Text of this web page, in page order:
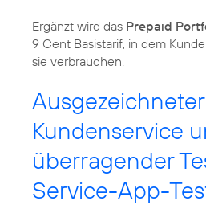
Ergänzt wird das Prepaid
9 Cent Basistarif, in dem
sie verbrauchen.
Ausgezeichneter
Kundenservice
überragender
Service-App-